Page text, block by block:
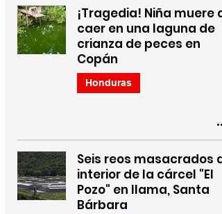
¡Tragedia! Niña muere al
caer en una laguna de
crianza de peces en
Copán
Honduras
Seis reos masacrados al
interior de la cárcel "El
Pozo" en Ilama, Santa
Bárbara